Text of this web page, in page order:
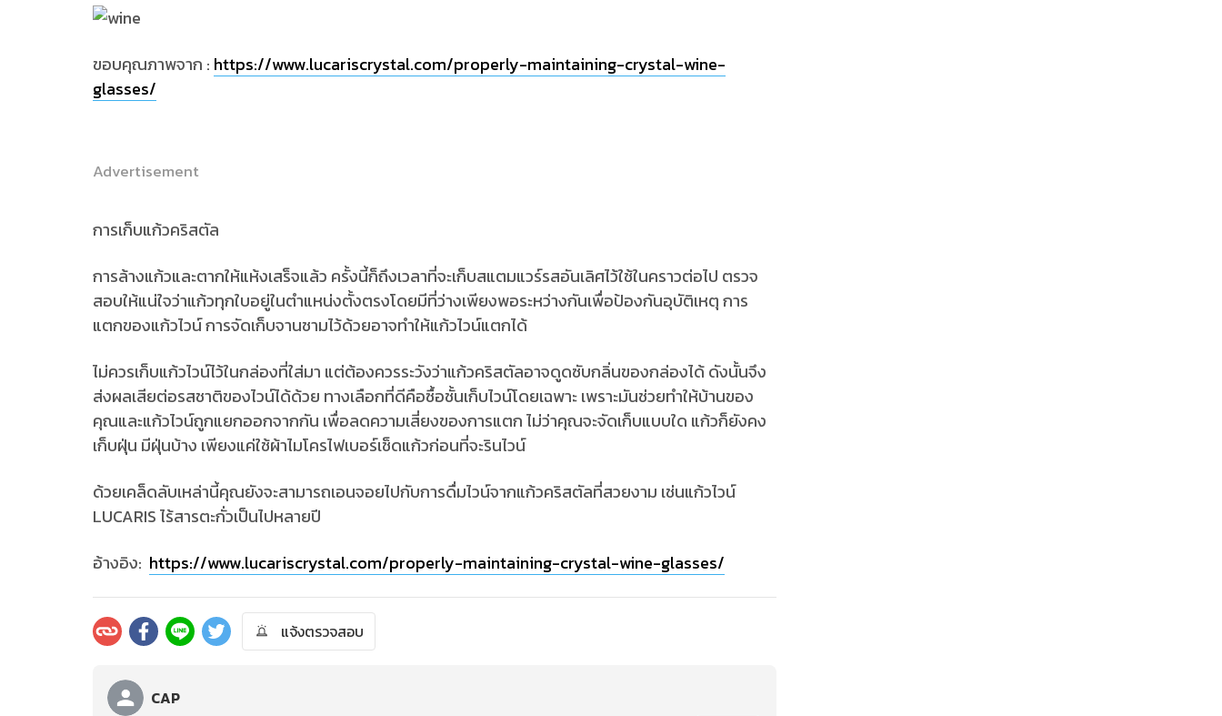
ขอบคุณภาพจาก : https://www.lucariscrystal.com/properly-maintaining-crystal-wine-
glasses/
Advertisement
การเก็บแก้วคริสตัล
การล้างแก้วและตากให้แห้งเสร็จแล้ว ครั้งนี้ก็ถึงเวลาที่จะเก็บสแตมแวร์รสอันเลิศไว้ใช้ในคราวต่อไป ตรวจ
สอบให้แน่ใจว่าแก้วทุกใบอยู่ในตำแหน่งตั้งตรงโดยมีที่ว่างเพียงพอระหว่างกันเพื่อป้องกันอุบัติเหตุ การ
แตกของแก้วไวน์ การจัดเก็บจานชามไว้ด้วยอาจทำให้แก้วไวน์แตกได้
ไม่ควรเก็บแก้วไวน์ไว้ในกล่องที่ใส่มา แต่ต้องควรระวังว่าแก้วคริสตัลอาจดูดซับกลิ่นของกล่องได้ ดังนั้นจึง
ส่งผลเสียต่อรสชาติของไวน์ได้ด้วย ทางเลือกที่ดีคือซื้อชั้นเก็บไวน์โดยเฉพาะ เพราะมันช่วยทำให้บ้านของ
คุณและแก้วไวน์ถูกแยกออกจากกัน เพื่อลดความเสี่ยงของการแตก ไม่ว่าคุณจะจัดเก็บแบบใด แก้วก็ยังคง
เก็บฝุ่น มีฝุ่นบ้าง เพียงแค่ใช้ผ้าไมโครไฟเบอร์เช็ดแก้วก่อนที่จะรินไวน์
ด้วยเคล็ดลับเหล่านี้คุณยังจะสามารถเอนจอยไปกับการดื่มไวน์จากแก้วคริสตัลที่สวยงาม เช่นแก้วไวน์
LUCARIS ไร้สารตะกั่วเป็นไปหลายปี
อ้างอิง: https://www.lucariscrystal.com/properly-maintaining-crystal-wine-glasses/
แจ้งตรวจสอบ
CAP